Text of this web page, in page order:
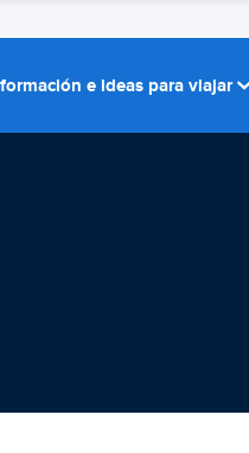
e ideas para viajar